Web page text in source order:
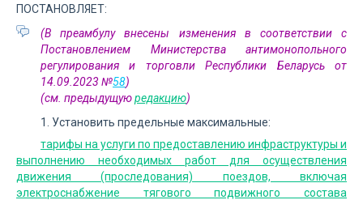
ПОСТАНОВЛЯЕТ:
(В преамбулу внесены изменения в соответствии с
Постановлением Министерства антимонопольного
регулирования и торговли Республики Беларусь от
14.09.2023 №58)
(см. предыдущуюредакцию)
1. Установить предельные максимальные:
тарифы на услуги по предоставлению инфраструктуры и
выполнению необходимых работ для осуществления
движения (проследования) поездов, включая
электроснабжение тягового подвижного состава